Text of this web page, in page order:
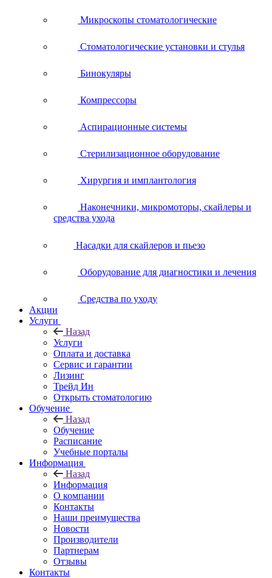
Микроскопы стоматологические
Стоматологические установки и стулья
Бинокуляры
Компрессоры
Аспирационные системы
Стерилизационное оборудование
Хирургия и имплантология
Наконечники, микромоторы, скайлеры и
средства ухода
Насадки для скайлеров и пьезо
Оборудование для диагностики и лечения
Средства по уходу
Акции
Услуги
Назад
Услуги
Оплата и доставка
Сервис и гарантии
Лизинг
Трейд Ин
Открыть стоматологию
Обучение
Назад
Обучение
Расписание
Учебные порталы
Информация
Назад
Информация
О компании
Контакты
Наши преимущества
Новости
Производители
Партнерам
Отзывы
Контакты